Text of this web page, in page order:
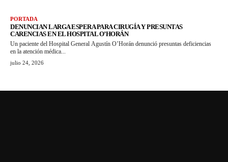
PORTADA
DENUNCIAN LARGA ESPERA PARA CIRUGÍA Y PRESUNTAS
CARENCIAS EN EL HOSPITAL O’HORÁN
Un paciente del Hospital General Agustín O’Horán denunció presuntas deficiencias
en la atención médica...
julio 24, 2026